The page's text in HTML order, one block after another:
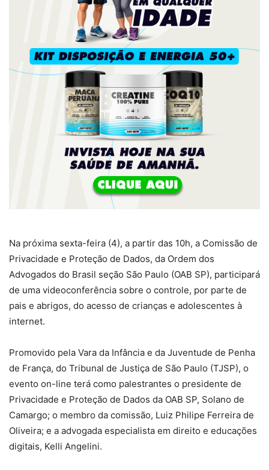
Na próxima sexta-feira (4), a partir das 10h, a Comissão de
Privacidade e Proteção de Dados, da Ordem dos
Advogados do Brasil seção São Paulo (OAB SP), participará
de uma videoconferência sobre o controle, por parte de
pais e abrigos, do acesso de crianças e adolescentes à
internet.
Promovido pela Vara da Infância e da Juventude de Penha
de França, do Tribunal de Justiça de São Paulo (TJSP), o
evento on-line terá como palestrantes o presidente de
Privacidade e Proteção de Dados da OAB SP, Solano de
Camargo; o membro da comissão, Luiz Philipe Ferreira de
Oliveira; e a advogada especialista em direito e educações
digitais, Kelli Angelini.